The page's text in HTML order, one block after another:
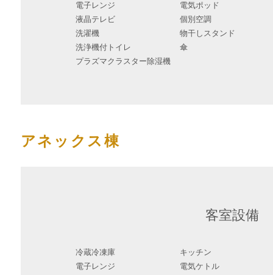
電子レンジ
電気ポッド
液晶テレビ
個別空調
洗濯機
物干しスタンド
洗浄機付トイレ
傘
プラズマクラスター除湿機
アネックス棟
客室設備
冷蔵冷凍庫 キッチン
電子レンジ
電気ケトル